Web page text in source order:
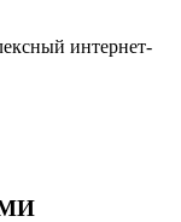
интернет-